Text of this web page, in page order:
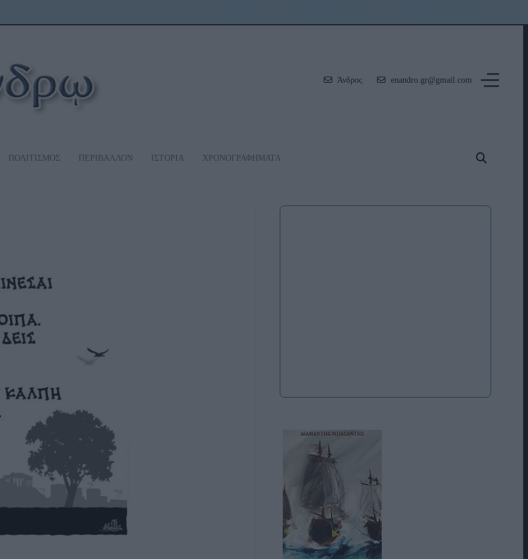
Άνδρος enandro.gr@gmail.com
ΠΟΛΙΤΙΣΜΟΣ ΠΕΡΙΒΑΛΛΟΝ ΙΣΤΟΡΙΑ ΧΡΟΝΟΓΡΑΦΗΜΑΤΑ